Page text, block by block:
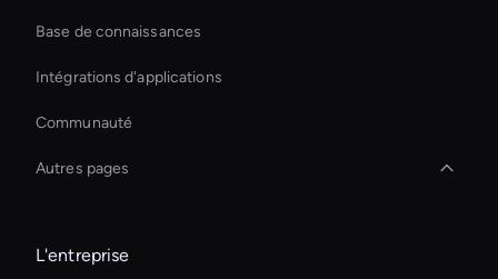
Base de connaissances
Intégrations d'applications
Communauté
Autres pages
Agentic Ai Avatar
L'entreprise